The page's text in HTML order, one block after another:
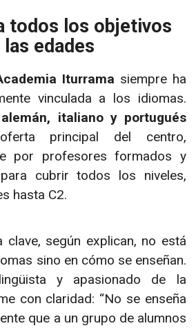
todos los objetivos
edades
Iturrama siempre ha
vinculada a los idiomas.
italiano y portugués
principal del centro,
por profesores formados y
cubrir todos los niveles,
hasta C2.
clave, según explican, no está
sino en cómo se enseñan.
y apasionado de la
con claridad: “No se enseña
que a un grupo de alumnos